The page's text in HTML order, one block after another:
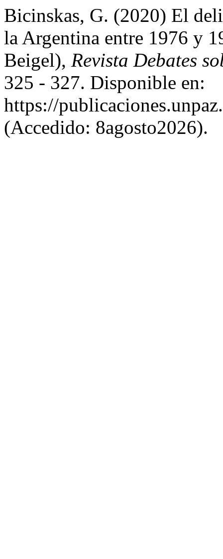
Bicinskas, G. (2020) El
la Argentina entre 1976 y
Beigel), Revista Debates
325 - 327. Disponible en:
https://
(Accedido: 8agosto2026).